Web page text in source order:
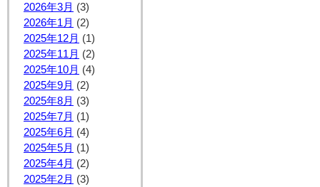
2026年3月 (3)
2026年1月 (2)
2025年12月 (1)
2025年11月 (2)
2025年10月 (4)
2025年9月 (2)
2025年8月 (3)
2025年7月 (1)
2025年6月 (4)
2025年5月 (1)
2025年4月 (2)
2025年2月 (3)